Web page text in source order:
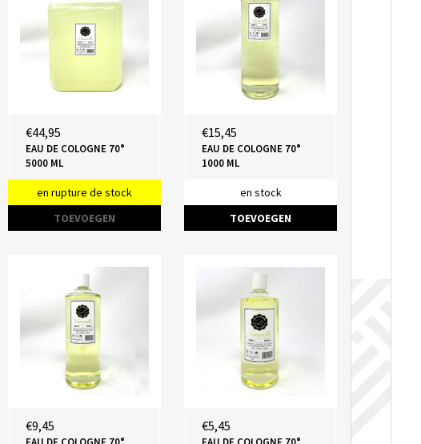
€44,95
EAU DE COLOGNE 70°
5000 ML
en rupture de stock
TOEVOEGEN
€15,45
EAU DE COLOGNE 70°
1000 ML
en stock
TOEVOEGEN
€9,45 €5,45